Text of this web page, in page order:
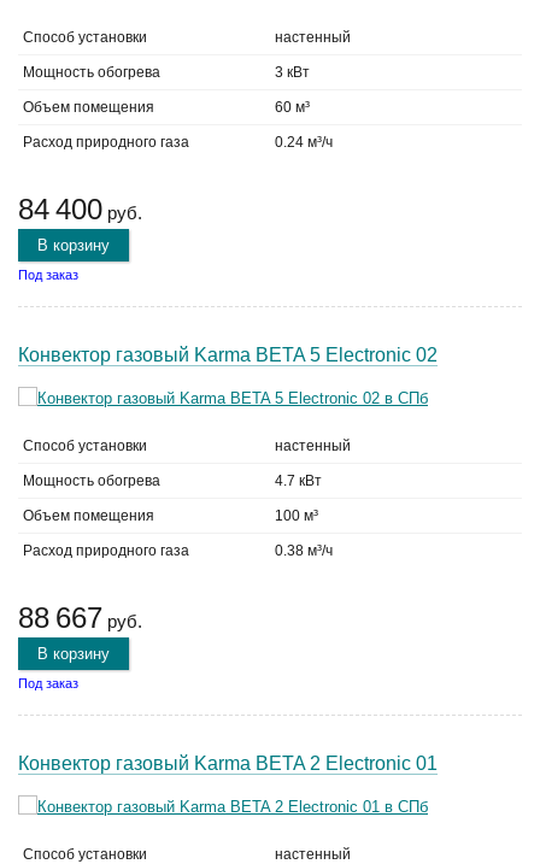
Способ установки настенный
Мощность обогрева 3 кВт
Объем помещения 60 м³
Расход природного газа 0.24 м³/ч
84 400 руб.
В корзину
Под заказ
Конвектор газовый Karma BETA 5 Electronic 02
Способ установки настенный
Мощность обогрева 4.7 кВт
Объем помещения 100 м³
Расход природного газа 0.38 м³/ч
88 667 руб.
В корзину
Под заказ
Конвектор газовый Karma BETA 2 Electronic 01
Способ установки настенный